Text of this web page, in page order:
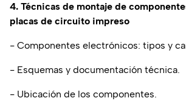
4. Técnicas de montaje de
placas de circuito impreso
- Componentes electrónicos: tipos y
- Esquemas y documentación técnica.
- Ubicación de los componentes.